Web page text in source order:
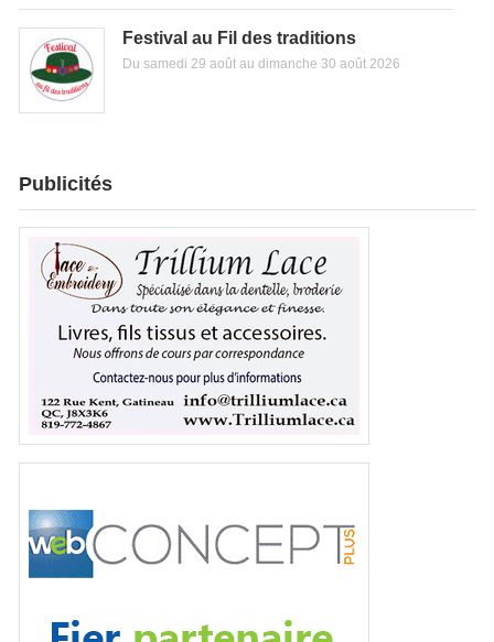
Festival au Fil des traditions
Du samedi 29 août au dimanche 30 août 2026
Publicités